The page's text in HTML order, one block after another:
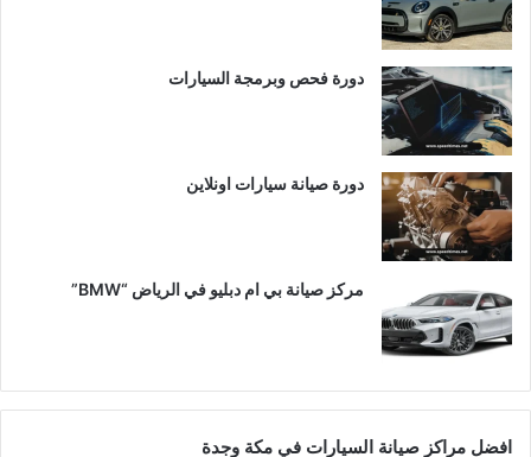
دورة فحص وبرمجة السيارات
دورة صيانة سيارات اونلاين
مركز صيانة بي ام دبليو في الرياض “BMW”
افضل مراكز صيانة السيارات في مكة وجدة